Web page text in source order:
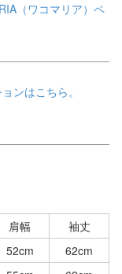
（ワコマリア）ペ
ンはこちら。
肩幅
袖丈
52cm
62cm